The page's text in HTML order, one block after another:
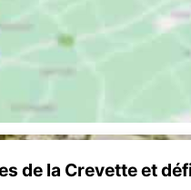
de la Crevette et